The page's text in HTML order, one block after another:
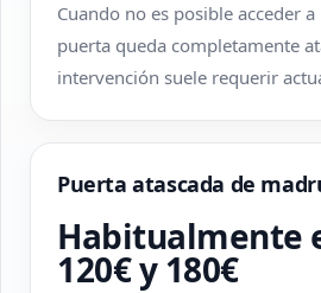
Cuando no es posible acceder
puerta queda completamente
intervención suele requerir
Puerta atascada de
Habitualmente
120€ y 180€